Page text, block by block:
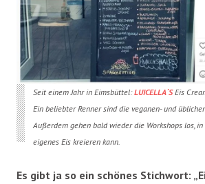
Seit einem Jahr in Eimsbüttel:LUICELLA´SEis
Ein beliebter Renner sind die veganen- und
Außerdem gehen bald wieder die Workshops los,
eigenes Eis kreieren kann.
Es gibt ja so ein schönes Stichwort: